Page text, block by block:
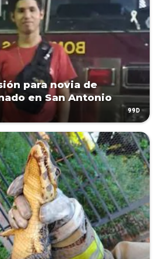
para novia de
en San Antonio
99D